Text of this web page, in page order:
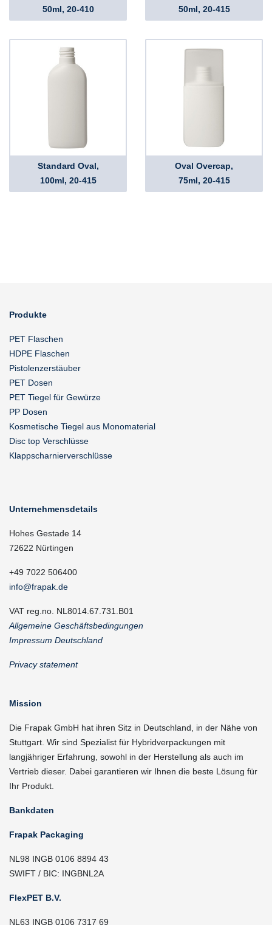
50ml, 20-410
50ml, 20-415
Standard Oval,
100ml, 20-415
Oval Overcap,
75ml, 20-415
Produkte
PET Flaschen
HDPE Flaschen
Pistolenzerstäuber
PET Dosen
PET Tiegel für Gewürze
PP Dosen
Kosmetische Tiegel aus Monomaterial
Disc top Verschlüsse
Klappscharnierverschlüsse
Unternehmensdetails
Hohes Gestade 14
72622 Nürtingen
+49 7022 506400
info@frapak.de
VAT reg.no. NL8014.67.731.B01
Allgemeine Geschäftsbedingungen
Impressum Deutschland
Privacy statement
Mission
Die Frapak GmbH hat ihren Sitz in Deutschland, in der Nähe von
Stuttgart. Wir sind Spezialist für Hybridverpackungen mit
langjähriger Erfahrung, sowohl in der Herstellung als auch im
Vertrieb dieser. Dabei garantieren wir Ihnen die beste Lösung für
Ihr Produkt.
Bankdaten
Frapak Packaging
NL98 INGB 0106 8894 43
SWIFT / BIC: INGBNL2A
FlexPET B.V.
NL63 INGB 0106 7317 69